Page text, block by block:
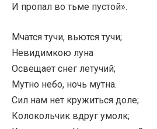
И пропал во тьме пустой».
Мчатся тучи, вьются тучи;
Невидимкою луна
Освещает снег летучий;
Мутно небо, ночь мутна.
Сил нам нет кружиться доле;
Колокольчик вдруг умолк;